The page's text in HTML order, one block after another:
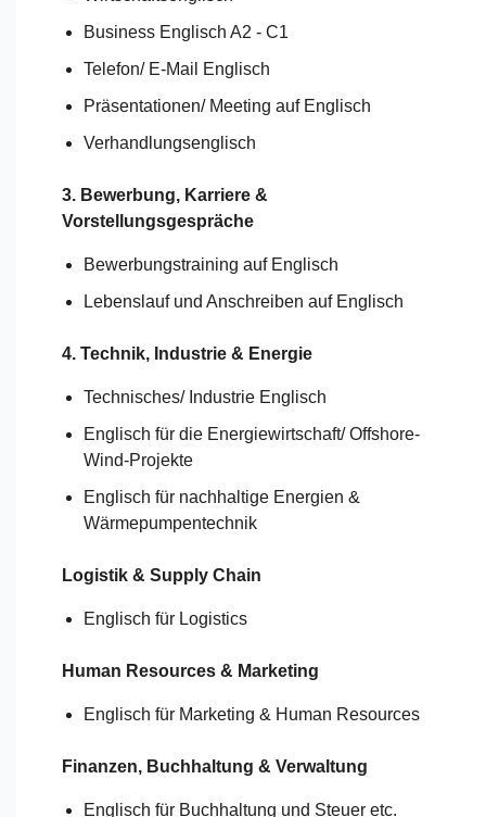
Business Englisch A2 - C1
Telefon/ E-Mail Englisch
Präsentationen/ Meeting auf Englisch
Verhandlungsenglisch
3. Bewerbung, Karriere &
Vorstellungsgespräche
Bewerbungstraining auf Englisch
Lebenslauf und Anschreiben auf Englisch
4. Technik, Industrie & Energie
Technisches/ Industrie Englisch
Englisch für die Energiewirtschaft/ Offshore-
Wind-Projekte
Englisch für nachhaltige Energien &
Wärmepumpentechnik
Logistik & Supply Chain
Englisch für Logistics
Human Resources & Marketing
Englisch für Marketing & Human Resources
Finanzen, Buchhaltung & Verwaltung
Englisch für Buchhaltung und Steuer etc.